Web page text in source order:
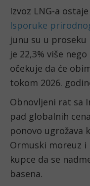
Izvoz LNG-a
Isporuke
junu su u proseku
je 22,3% više
očekuje da će
tokom 2026.
Obnovljeni rat sa
pad globalnih
ponovo ugrožava
Ormuski moreuz i
kupce da se
basena.